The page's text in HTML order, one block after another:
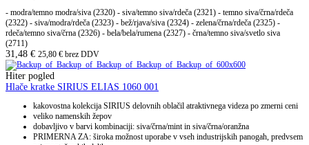
- modra/temno modra/siva (2320) - siva/temno siva/rdeča (2321) - temno siva/črna/rdeča
(2322) - siva/modra/rdeča (2323) - bež/rjava/siva (2324) - zelena/črna/rdeča (2325) -
rdeča/temno siva/črna (2326) - bela/bela/rumena (2327) - črna/temno siva/svetlo siva
(2711)
31,48 € 25,80 € brez DDV
Hiter pogled
Hlače kratke SIRIUS ELIAS 1060 001
kakovostna kolekcija SIRIUS delovnih oblačil atraktivnega videza po zmerni ceni
veliko namenskih žepov
dobavljivo v barvi kombinaciji: siva/črna/mint in siva/črna/oranžna
PRIMERNA ZA: široka možnost uporabe v vseh industrijskih panogah, predvsem